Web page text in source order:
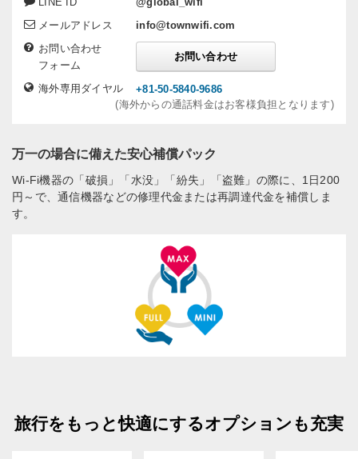
メールアドレス
info@townwifi.com
お問い合わせ
フォーム
お問い合わせ
海外専用ダイヤル
+81-50-5840-9686
(海外からの通話料金はお客様負担となります)
万一の場合に備えた安心補償パック
Wi-Fi機器の「破損」「水没」「紛失」「盗難」の際に、1日200
円～で、通信機器などの修理代金または再調達代金を補償しま
す。
旅行をもっと快適にするオプションも充実